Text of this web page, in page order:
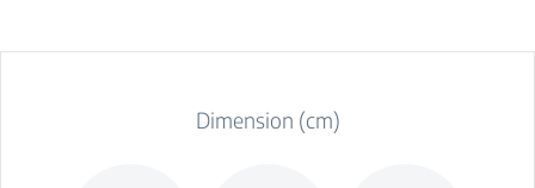
Dimension (cm)